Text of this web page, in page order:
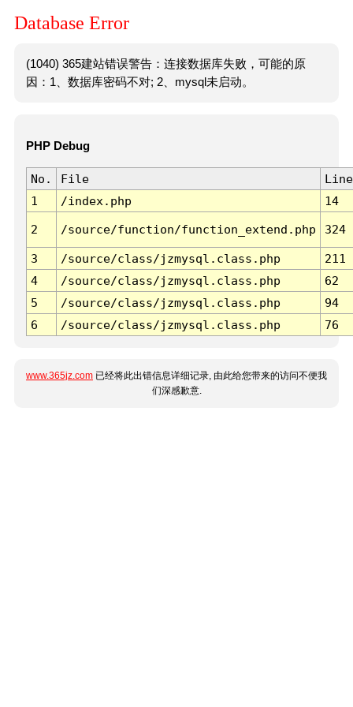
Database Error
(1040) 365建站错误警告：连接数据库失败，可能的原
因：1、数据库密码不对; 2、mysql未启动。
PHP Debug
No. File
Line
1
/index.php 14
2 /source/function/function_extend.php 324
3 /source/class/jzmysql.class.php
211
4
/source/class/jzmysql.class.php
62
5
/source/class/jzmysql.class.php
94
6
/source/class/jzmysql.class.php 76
www.365jz.com 已经将此出错信息详细记录, 由此给您带来的访问不便我
们深感歉意.